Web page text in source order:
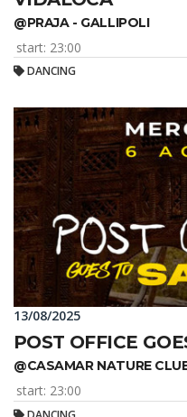
@PRAJA - GALLIPOLI
start: 23:00
DANCING
13/08/2025
POST OFFICE
@CASAMAR NATURE
start: 23:00